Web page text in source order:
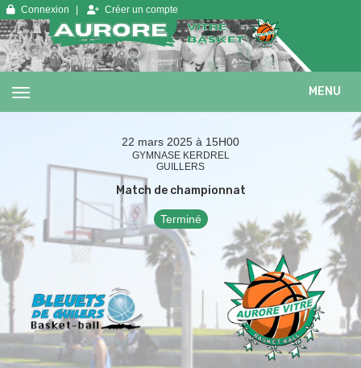
Connexion Créer un compte
MENU
22 mars 2025 à 15H00
GYMNASE KERDREL
GUILLERS
Match de championnat
Terminé
Panneau de gestion des cookies